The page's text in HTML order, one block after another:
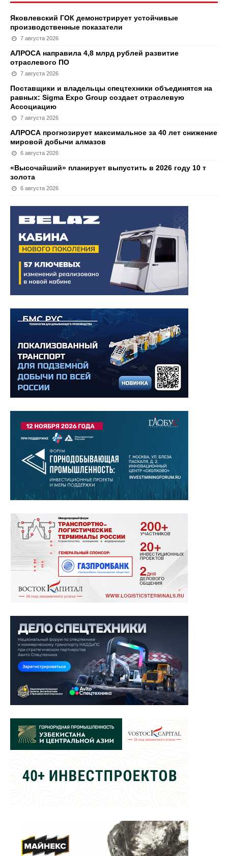
Яковлевский ГОК демонстрирует устойчивые
производственные показатели
7 августа 2026
АЛРОСА направила 4,8 млрд рублей развитие
отраслевого ПО
7 августа 2026
Поставщики и владельцы спецтехники объединятся на
равных: Sigma Expo Group создает отраслевую
Ассоциацию
7 августа 2026
АЛРОСА прогнозирует максимальное за 40 лет снижение
мировой добычи алмазов
6 августа 2026
«Высочайший» планирует выпустить в 2026 году 10 т
золота
6 августа 2026